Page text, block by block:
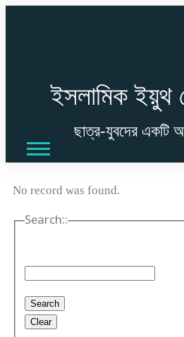
ইসলামিক ইয়ুথ
ছাত্র-যুবদের একটি
No record was found.
Search::